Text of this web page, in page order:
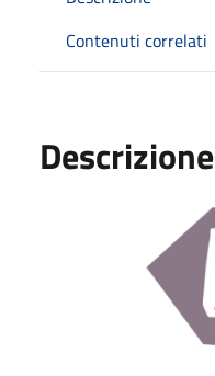
Contenuti correlati
Descrizione